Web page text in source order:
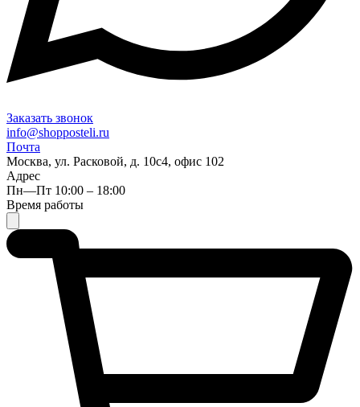
Заказать звонок
info@shopposteli.ru
Почта
Москва, ул. Расковой, д. 10с4, офис 102
Адрес
Пн—Пт 10:00 – 18:00
Время работы